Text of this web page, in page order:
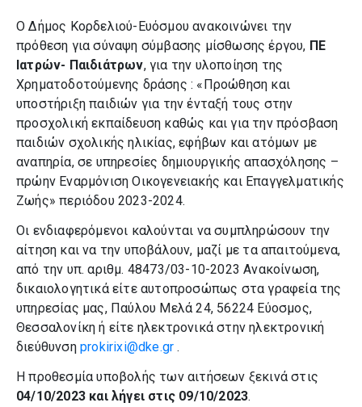
O Δήμος Κορδελιού-Ευόσμου ανακοινώνει την
πρόθεση για σύναψη σύμβασης μίσθωσης έργου, ΠΕ
Ιατρών- Παιδιάτρων, για την υλοποίηση της
Χρηματοδοτούμενης δράσης : «Προώθηση και
υποστήριξη παιδιών για την ένταξή τους στην
προσχολική εκπαίδευση καθώς και για την πρόσβαση
παιδιών σχολικής ηλικίας, εφήβων και ατόμων με
αναπηρία, σε υπηρεσίες δημιουργικής απασχόλησης –
πρώην Εναρμόνιση Οικογενειακής και Επαγγελματικής
Ζωής» περιόδου 2023-2024.
Οι ενδιαφερόμενοι καλούνται να συμπληρώσουν την
αίτηση και να την υποβάλουν, μαζί με τα απαιτούμενα,
από την υπ. αριθμ. 48473/03-10-2023 Ανακοίνωση,
δικαιολογητικά είτε αυτοπροσώπως στα γραφεία της
υπηρεσίας μας, Παύλου Μελά 24, 56224 Εύοσμος,
Θεσσαλονίκη ή είτε ηλεκτρονικά στην ηλεκτρονική
διεύθυνση prokirixi@dke.gr .
Η προθεσμία υποβολής των αιτήσεων ξεκινά στις
04/10/2023 και λήγει στις 09/10/2023.